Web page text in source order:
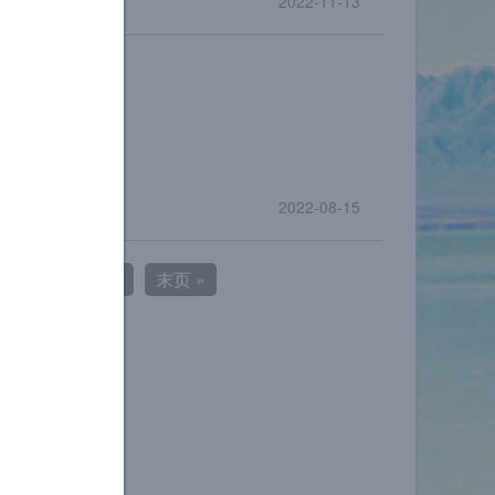
2022-08-15
末页 »